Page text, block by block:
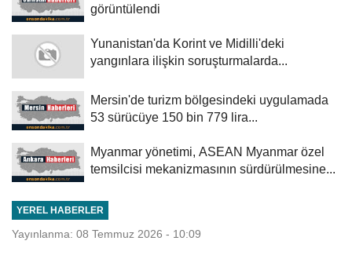
görüntülendi
Yunanistan'da Korint ve Midilli'deki
yangınlara ilişkin soruşturmalarda...
Mersin'de turizm bölgesindeki uygulamada
53 sürücüye 150 bin 779 lira...
Myanmar yönetimi, ASEAN Myanmar özel
temsilcisi mekanizmasının sürdürülmesine...
YEREL HABERLER
Yayınlanma: 08 Temmuz 2026 - 10:09